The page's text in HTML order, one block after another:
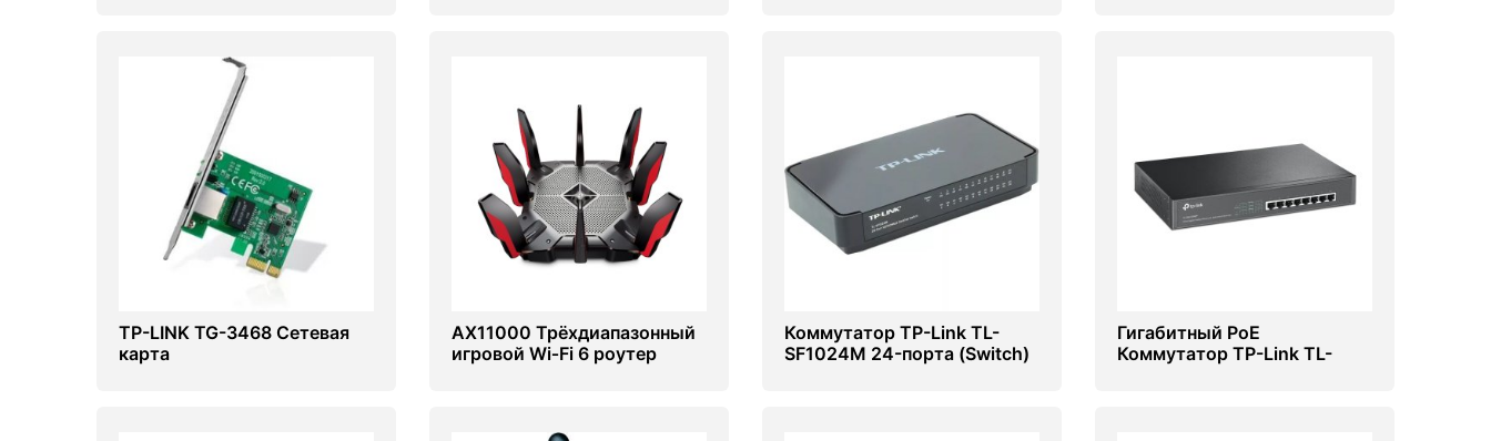
TP-LINK TG-3468 Сетевая
карта
AX11000 Трёхдиапазонный
игровой Wi‑Fi 6 роутер
Коммутатор TP-Link TL-
SF1024M 24-порта (Switch)
Гигабитный PoE
Коммутатор TP-Link TL-